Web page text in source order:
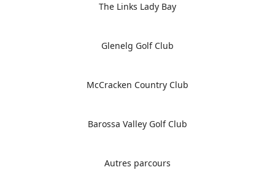
The Links Lady Bay
Glenelg Golf Club
McCracken Country Club
Barossa Valley Golf Club
Autres parcours